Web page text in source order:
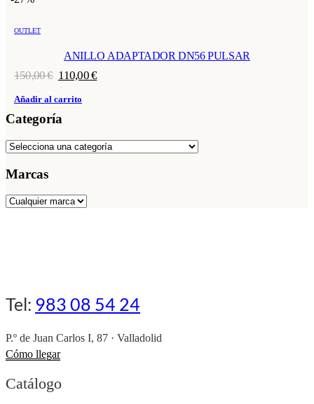
OUTLET
ANILLO ADAPTADOR DN56 PULSAR
150,00€ El
original
150,00 €.
110,00€El
Añadir al carrito
Categoría
Marcas
Tel: 983 08 54 24
P.º de Juan Carlos I, 87 · Valladolid
Cómo llegar
Catálogo